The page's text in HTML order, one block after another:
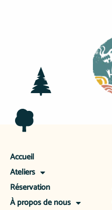
Accueil
Ateliers
Réservation
À propos de nous